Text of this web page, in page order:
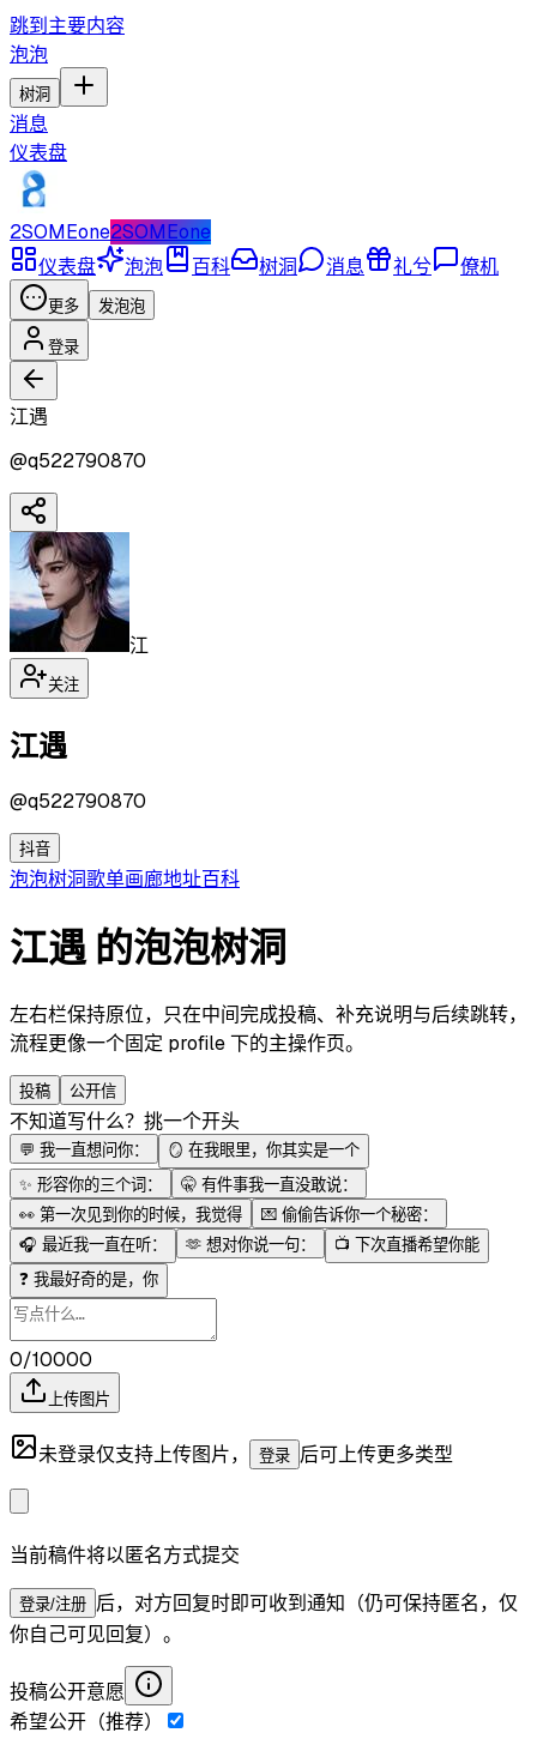
跳到主要内容
泡泡
树洞
消息
仪表盘
2SOMEone2SOMEone
仪表盘
泡泡 百科 树洞 消息 礼兮 僚机
更多 发泡泡
登录
江遇
@q522790870
江
关注
江遇
@q522790870
抖音
泡泡树洞歌单画廊地址百科
江遇 的泡泡树洞
左右栏保持原位，只在中间完成投稿、补充说明与后续跳转，
流程更像一个固定 profile 下的主操作页。
投稿 公开信
不知道写什么？挑一个开头
💬 我一直想问你： 🪞 在我眼里，你其实是一个
✨ 形容你的三个词： 🤫 有件事我一直没敢说：
👀 第一次见到你的时候，我觉得 💌 偷偷告诉你一个秘密：
🎧 最近我一直在听： 🫶 想对你说一句： 📺 下次直播希望你能
❓ 我最好奇的是，你
0/10000
上传图片
未登录仅支持上传图片， 登录 后可上传更多类型
当前稿件将以匿名方式提交
登录/注册 后，对方回复时即可收到通知（仍可保持匿名，仅
你自己可见回复）。
投稿公开意愿
希望公开（推荐）